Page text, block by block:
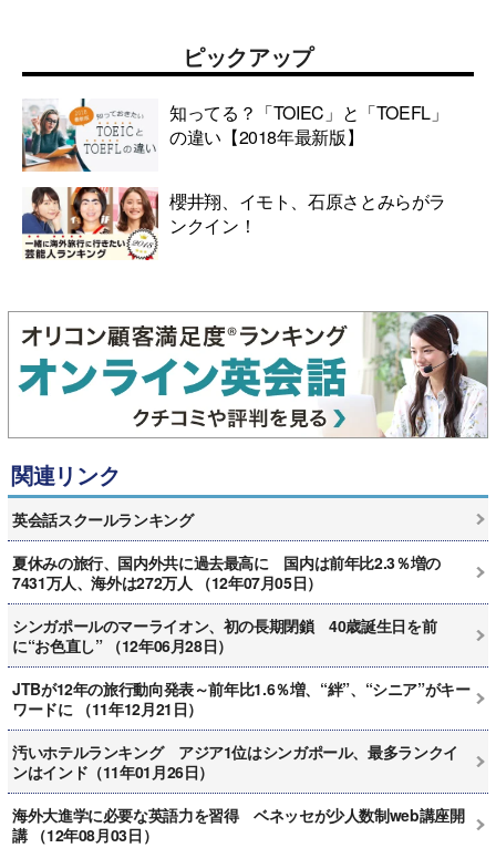
ピックアップ
知ってる？「TOIEC」と「TOEFL」
の違い【2018年最新版】
櫻井翔、イモト、石原さとみらがラ
ンクイン！
関連リンク
英会話スクールランキング
夏休みの旅行、国内外共に過去最高に 国内は前年比2.3％増の
7431万人、海外は272万人 （12年07月05日）
シンガポールのマーライオン、初の長期閉鎖 40歳誕生日を前
に“お色直し” （12年06月28日）
JTBが12年の旅行動向発表～前年比1.6％増、“絆”、“シニア”がキー
ワードに （11年12月21日）
汚いホテルランキング アジア1位はシンガポール、最多ランクイ
ンはインド（11年01月26日）
海外大進学に必要な英語力を習得 ベネッセが少人数制web講座開
講 （12年08月03日）